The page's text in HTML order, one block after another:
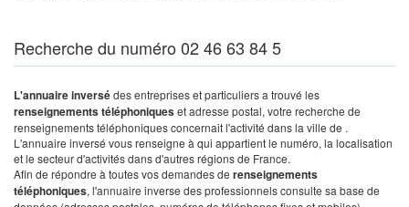
Recherche du numéro 02 46 63 84 5
L'annuaire inversédes entreprises et particuliers a trouvé les
renseignements téléphoniqueset adresse postal, votre recherche de
renseignements téléphoniques concernait l'activité dans la ville de .
L'annuaire inversé vous renseigne à qui appartient le numéro, la localisation
et le secteur d'activités dans d'autres régions de France.
Afin de répondre à toutes vos demandes de renseignements
téléphoniques, l'annuaire inverse des professionnels consulte sa base de